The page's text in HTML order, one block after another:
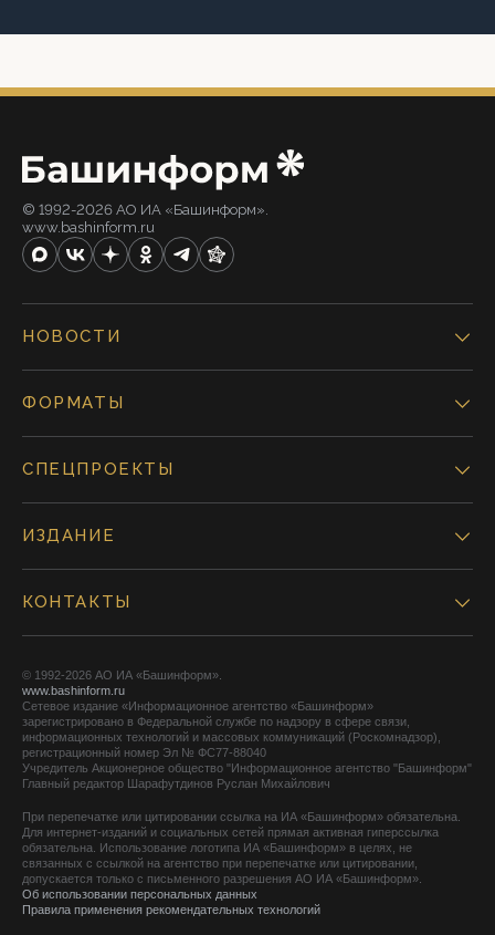
© 1992-2026 АО ИА «Башинформ».
www.bashinform.ru
НОВОСТИ
ФОРМАТЫ
СПЕЦПРОЕКТЫ
ИЗДАНИЕ
КОНТАКТЫ
© 1992-2026 АО ИА «Башинформ».
www.bashinform.ru
Сетевое издание «Информационное агентство «Башинформ»
зарегистрировано в Федеральной службе по надзору в сфере связи,
информационных технологий и массовых коммуникаций (Роскомнадзор),
регистрационный номер Эл № ФС77-88040
Учредитель Акционерное общество "Информационное агентство "Башинформ"
Главный редактор Шарафутдинов Руслан Михайлович
При перепечатке или цитировании ссылка на ИА «Башинформ» обязательна.
Для интернет-изданий и социальных сетей прямая активная гиперссылка
обязательна. Использование логотипа ИА «Башинформ» в целях, не
связанных с ссылкой на агентство при перепечатке или цитировании,
допускается только с письменного разрешения АО ИА «Башинформ».
Об использовании персональных данных
Правила применения рекомендательных технологий